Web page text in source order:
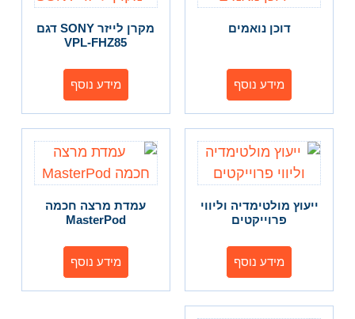
דוכן נואמים
מידע נוסף
מקרן לייזר SONY דגם
VPL-FHZ85
מידע נוסף
ייעוץ מולטימדיה וליווי
פרוייקטים
מידע נוסף
עמדת מרצה חכמה
MasterPod
מידע נוסף